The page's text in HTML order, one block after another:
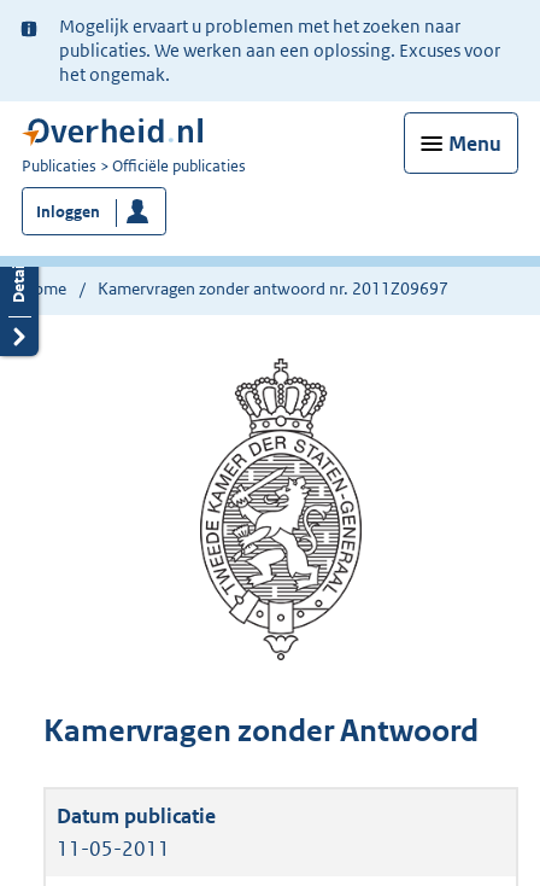
Ter
informatie:
Mogelijk ervaart u problemen met het zoeken naar
publicaties. We werken aan een oplossing. Excuses voor
het ongemak.
Menu
U
bent
nu
hier:
Publicaties Officiële publicaties
Inloggen
Home Kamervragen zonder antwoord nr. 2011Z09697
Kamervragen zonder Antwoord
11-05-2011